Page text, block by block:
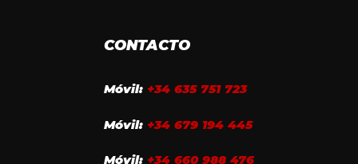
CONTACTO
Móvil: +34 635 751 723
Móvil: +34 679 194 445
Móvil: +34 660 988 476